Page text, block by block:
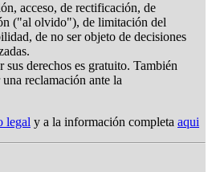
acceso, de rectificación, de
("al olvido"), de limitación del
de no ser objeto de decisiones
sus derechos es gratuito. También
reclamación ante la
legal y a la información completa aqui